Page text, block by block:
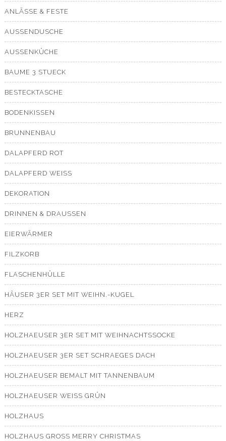
ANLÄSSE & FESTE
AUSSENDUSCHE
AUSSENKÜCHE
BAUME 3 STUECK
BESTECKTASCHE
BODENKISSEN
BRUNNENBAU
DALAPFERD ROT
DALAPFERD WEISS
DEKORATION
DRINNEN & DRAUSSEN
EIERWÄRMER
FILZKORB
FLASCHENHÜLLE
HÄUSER 3ER SET MIT WEIHN.-KUGEL
HERZ
HOLZHAEUSER 3ER SET MIT WEIHNACHTSSOCKE
HOLZHAEUSER 3ER SET SCHRAEGES DACH
HOLZHAEUSER BEMALT MIT TANNENBAUM
HOLZHAEUSER WEISS GRÜN
HOLZHAUS
HOLZHAUS GROSS MERRY CHRISTMAS